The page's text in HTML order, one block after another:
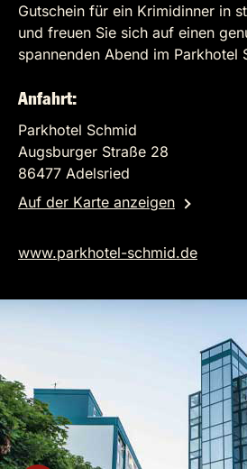
Gutschein für ein Krimidinner in
und freuen Sie sich auf einen
spannenden Abend im Parkhotel
Anfahrt:
Parkhotel Schmid
Augsburger Straße 28
86477 Adelsried
Auf der Karte anzeigen
www.parkhotel-schmid.de